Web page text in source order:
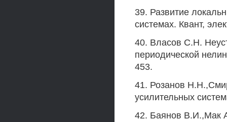
39. Развитие
системах. Квант,
40. Власов С.Н.
периодической
453.
41. Розанов
усилительных
42. Баянов В.И.,Мак